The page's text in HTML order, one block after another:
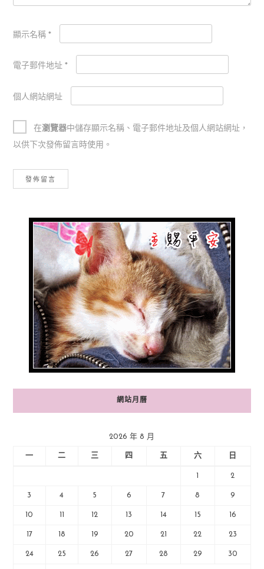
顯示名稱 *
電子郵件地址 *
個人網站網址
在瀏覽器中儲存顯示名稱、電子郵件地址及個人網站網址，
以供下次發佈留言時使用。
網站月曆
2026 年 8 月
一 二 三 四 五 六 日
1 2
3 4 5 6 7 8 9
10 11 12 13 14 15 16
17 18 19 20 21 22 23
24 25 26 27 28 29 30